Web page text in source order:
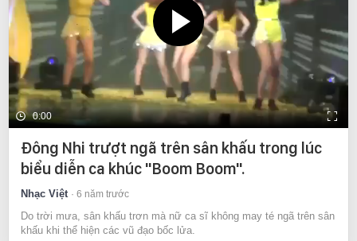
0:00
Đông Nhi trượt ngã trên sân khấu trong lúc
biểu diễn ca khúc "Boom Boom".
Nhạc Việt 6 năm trước
Do trời mưa, sân khấu trơn mà nữ ca sĩ không may té ngã trên sân
khấu khi thể hiện các vũ đạo bốc lửa.